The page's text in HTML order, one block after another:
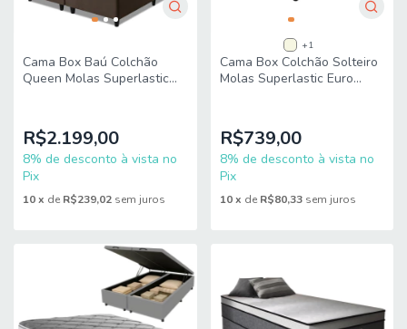
Cama Box Baú Colchão
Queen Molas Superlastic
R$2.199,00
8% de desconto à vista no
Pix
10x de R$239,02 sem juros
+1
Cama Box Colchão Solteiro
Molas Superlastic Euro
R$739,00
8% de desconto à vista no
Pix
10 x de R$80,33 sem juros